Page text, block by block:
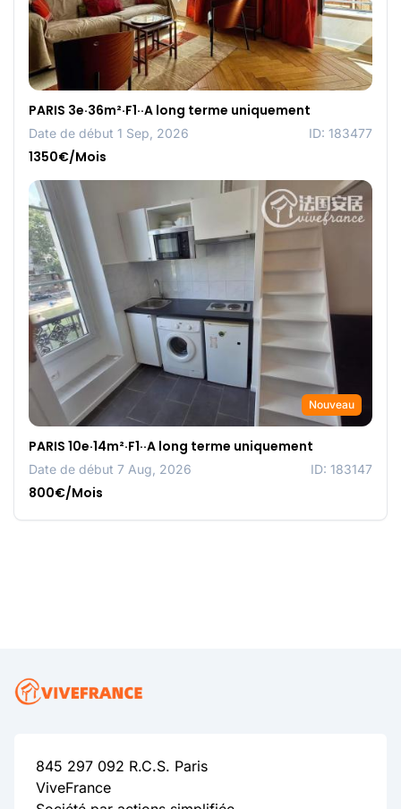
PARIS 3e·36m²·F1··A long terme uniquement
Date de début 1 Sep, 2026 ID: 183477
1350€/Mois
Nouveau
PARIS 10e·14m²·F1··A long terme uniquement
Date de début 7 Aug, 2026 ID: 183147
800€/Mois
845 297 092 R.C.S. Paris
ViveFrance